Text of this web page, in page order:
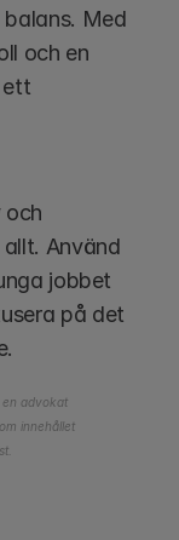
Med
och en
ett
och
Använd
jobbet
på det
en advokat
innehållet